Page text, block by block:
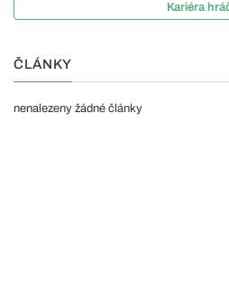
Kariéra
ČLÁNKY
nenalezeny žádné články